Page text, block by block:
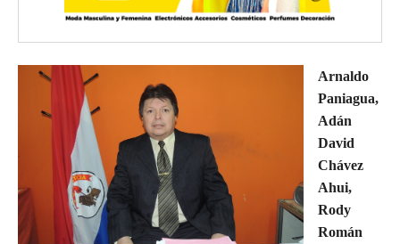
Arnaldo
Paniagua,
Adán
David
Chávez
Ahui,
Rody
Román